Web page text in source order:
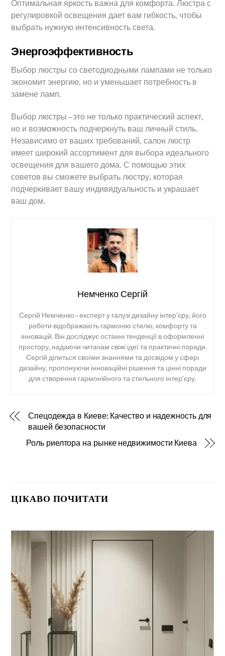
Оптимальная яркость важна для комфорта. Люстра с
регулировкой освещения дает вам гибкость, чтобы
выбрать нужную интенсивность света.
Энергоэффективность
Выбор люстры со светодиодными лампами не только
экономит энергию, но и уменьшает потребность в
замене ламп.
Выбор люстры – это не только практический аспект,
но и возможность подчеркнуть ваш личный стиль.
Независимо от ваших требований, салон люстр
имеет широкий ассортимент для выбора идеального
освещения для вашего дома. С помощью этих
советов вы сможете выбрать люстру, которая
подчеркивает вашу индивидуальность и украшает
ваш дом.
Немченко Сергій
Сергій Немченко – експерт у галузі дизайну інтер’єру, його
роботи відображають гармонію стилю, комфорту та
інновацій. Він досліджує останні тенденції в оформленні
простору, надаючи читачам свіжі ідеї та практичні поради.
Сергій ділиться своїми знаннями та досвідом у сфері
дизайну, пропонуючи інноваційні рішення та цінні поради
для створення гармонійного та стильного інтер’єру.
Спецодежда в Киеве: Качество и надежность для
вашей безопасности
Роль риелтора на рынке недвижимости Киева
ЦІКАВО ПОЧИТАТИ